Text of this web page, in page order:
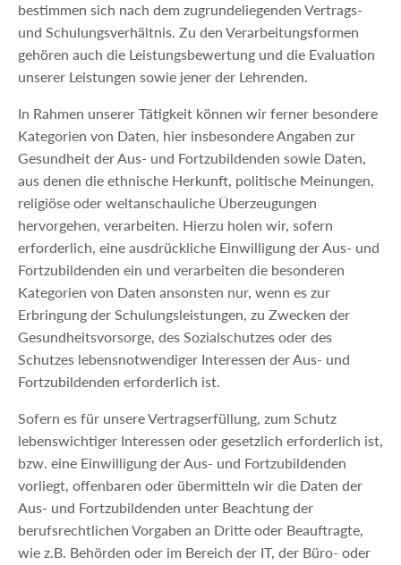
bestimmen sich nach dem zugrundeliegenden Vertrags-
und Schulungsverhältnis. Zu den Verarbeitungsformen
gehören auch die Leistungsbewertung und die Evaluation
unserer Leistungen sowie jener der Lehrenden.
In Rahmen unserer Tätigkeit können wir ferner besondere
Kategorien von Daten, hier insbesondere Angaben zur
Gesundheit der Aus- und Fortzubildenden sowie Daten,
aus denen die ethnische Herkunft, politische Meinungen,
religiöse oder weltanschauliche Überzeugungen
hervorgehen, verarbeiten. Hierzu holen wir, sofern
erforderlich, eine ausdrückliche Einwilligung der Aus- und
Fortzubildenden ein und verarbeiten die besonderen
Kategorien von Daten ansonsten nur, wenn es zur
Erbringung der Schulungsleistungen, zu Zwecken der
Gesundheitsvorsorge, des Sozialschutzes oder des
Schutzes lebensnotwendiger Interessen der Aus- und
Fortzubildenden erforderlich ist.
Sofern es für unsere Vertragserfüllung, zum Schutz
lebenswichtiger Interessen oder gesetzlich erforderlich ist,
bzw. eine Einwilligung der Aus- und Fortzubildenden
vorliegt, offenbaren oder übermitteln wir die Daten der
Aus- und Fortzubildenden unter Beachtung der
berufsrechtlichen Vorgaben an Dritte oder Beauftragte,
wie z.B. Behörden oder im Bereich der IT, der Büro- oder